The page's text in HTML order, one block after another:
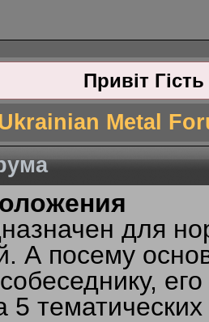
Привіт Гість
Metal
для
А посему
5